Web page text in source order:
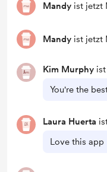
Mandy ist jetzt
Mandy ist jetzt
Kim Murphy
You're the
Laura Huerta
Love this app